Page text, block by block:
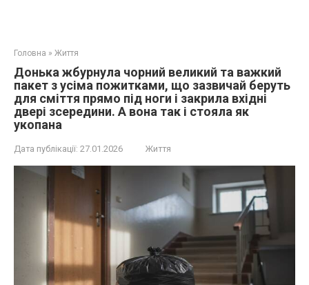
Головна » Життя
Донька жбурнула чорний великий та важкий
пакет з усіма пожитками, що зазвичай беруть
для сміття прямо під ноги і закрила вхідні
двері зсередини. А вона так і стояла як
укопана
Дата публікації: 27.01.2026 Життя